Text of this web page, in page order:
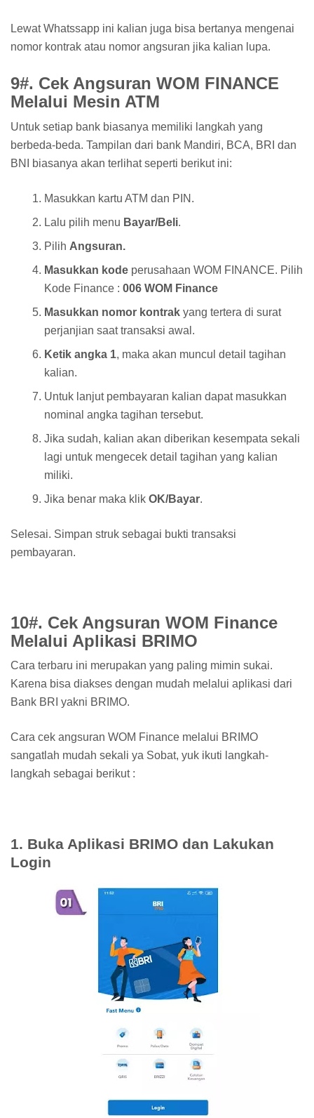
Lewat Whatssapp ini kalian juga bisa bertanya mengenai
nomor kontrak atau nomor angsuran jika kalian lupa.
9#. Cek Angsuran WOM FINANCE
Melalui Mesin ATM
Untuk setiap bank biasanya memiliki langkah yang
berbeda-beda. Tampilan dari bank Mandiri, BCA, BRI dan
BNI biasanya akan terlihat seperti berikut ini:
Masukkan kartu ATM dan PIN.
Lalu pilih menu Bayar/Beli.
Pilih Angsuran.
Masukkan kode perusahaan WOM FINANCE. Pilih
Kode Finance : 006 WOM Finance
Masukkan nomor kontrak yang tertera di surat
perjanjian saat transaksi awal.
Ketik angka 1, maka akan muncul detail tagihan
kalian.
Untuk lanjut pembayaran kalian dapat masukkan
nominal angka tagihan tersebut.
Jika sudah, kalian akan diberikan kesempata sekali
lagi untuk mengecek detail tagihan yang kalian
miliki.
Jika benar maka klik OK/Bayar.
Selesai. Simpan struk sebagai bukti transaksi
pembayaran.
10#. Cek Angsuran WOM Finance
Melalui Aplikasi BRIMO
Cara terbaru ini merupakan yang paling mimin sukai.
Karena bisa diakses dengan mudah melalui aplikasi dari
Bank BRI yakni BRIMO.
Cara cek angsuran WOM Finance melalui BRIMO
sangatlah mudah sekali ya Sobat, yuk ikuti langkah-
langkah sebagai berikut :
1. Buka Aplikasi BRIMO dan Lakukan
Login